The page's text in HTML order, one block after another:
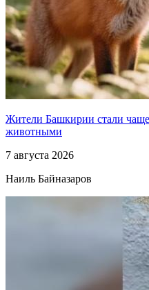
Жители Башкирии стали чаще
животными
7 августа 2026
Наиль Байназаров